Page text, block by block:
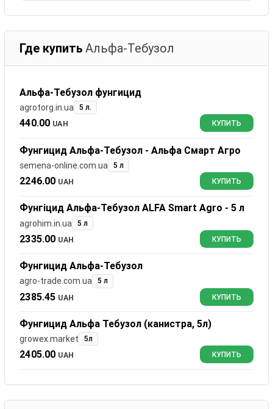
Где купить Альфа-Тебузол
Альфа-Тебузол фунгицид
agrotorg.in.ua 5 л.
440.00 UAH КУПИТЬ
Фунгицид Альфа-Тебузол - Альфа Смарт Агро
semena-online.com.ua 5 л
2246.00 UAH КУПИТЬ
Фунгіцид Альфа-Тебузол ALFA Smart Agro - 5 л
agrohim.in.ua 5 л
2335.00 UAH КУПИТЬ
Фунгицид Альфа-Тебузол
agro-trade.com.ua 5 л
2385.45 UAH КУПИТЬ
Фунгицид Альфа Тебузол (канистра, 5л)
growex.market 5л
2405.00 UAH КУПИТЬ